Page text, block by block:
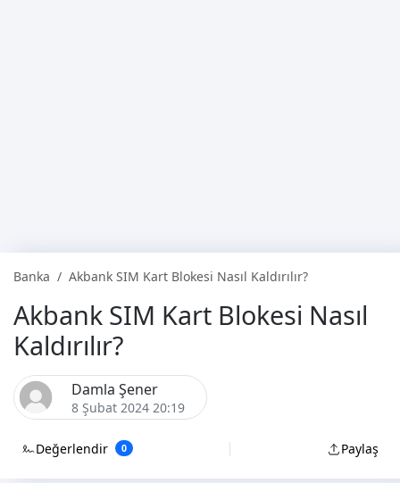
Banka Akbank SIM Kart Blokesi Nasıl Kaldırılır?
Akbank SIM Kart Blokesi Nasıl
Kaldırılır?
Damla Şener
8 Şubat 2024 20:19
Değerlendir 0 Paylaş